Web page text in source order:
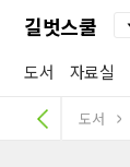
길벗스쿨
도서 자료실
도서